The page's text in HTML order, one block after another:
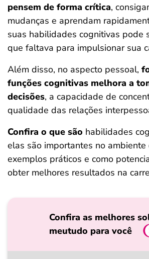
pensem de forma crítica,
mudanças e aprendam
suas habilidades cognitivas pode
que faltava para impulsionar sua
Além disso, no aspecto pessoal,
funções cognitivas melhora a
decisões, a capacidade de
qualidade das relações
Confira o que são habilidades
elas são importantes no
exemplos práticos e como
obter melhores resultados na
Confira as melhores
meutudo para você